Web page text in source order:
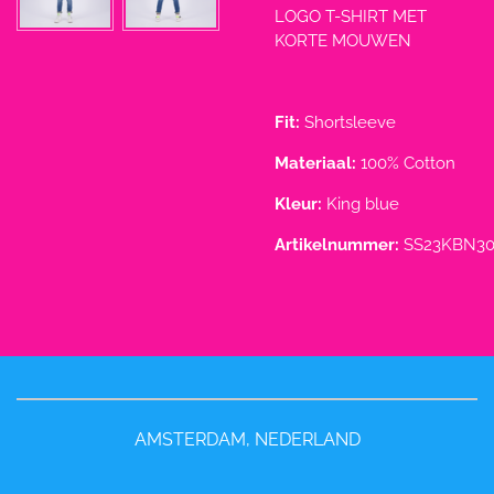
LOGO T-SHIRT MET
KORTE MOUWEN
Fit: Shortsleeve
Materiaal: 100% Cotton
Kleur: King blue
Artikelnummer:
AMSTERDAM, NEDERLAND